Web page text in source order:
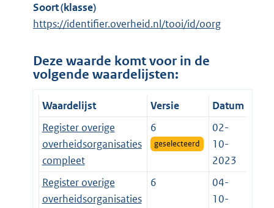
Soort (klasse)
https://identifier.overheid.nl/tooi/id/oorg
Deze waarde komt voor in de
volgende waardelijsten:
Waardelijst Versie
Datum
Register overige
overheidsorganisaties
compleet
6
geselecteerd
02-
10-
2023
Register overige
overheidsorganisaties
6
04-
10-